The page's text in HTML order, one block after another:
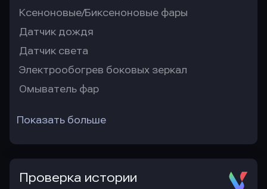
Ксеноновые/Биксеноновые фары
Датчик дождя
Датчик света
Электрообогрев боковых зеркал
Омыватель фар
Показать больше
Проверка истории